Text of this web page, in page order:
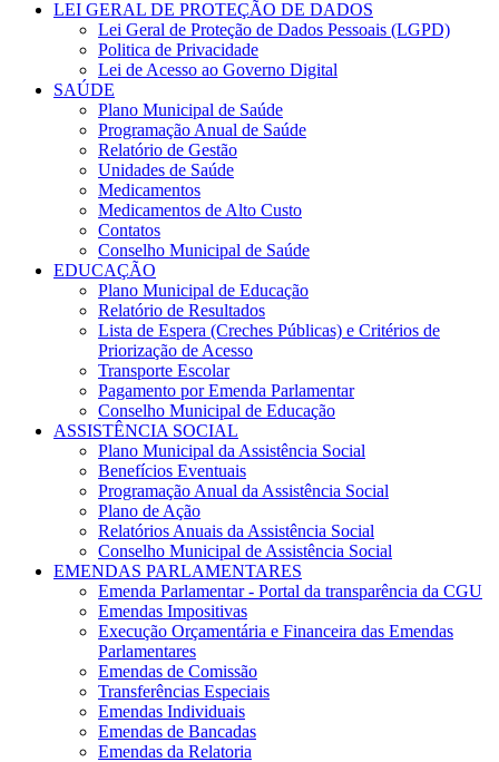
LEI GERAL DE PROTEÇÃO DE DADOS
Lei Geral de Proteção de Dados Pessoais (LGPD)
Politica de Privacidade
Lei de Acesso ao Governo Digital
SAÚDE
Plano Municipal de Saúde
Programação Anual de Saúde
Relatório de Gestão
Unidades de Saúde
Medicamentos
Medicamentos de Alto Custo
Contatos
Conselho Municipal de Saúde
EDUCAÇÃO
Plano Municipal de Educação
Relatório de Resultados
Lista de Espera (Creches Públicas) e Critérios de
Priorização de Acesso
Transporte Escolar
Pagamento por Emenda Parlamentar
Conselho Municipal de Educação
ASSISTÊNCIA SOCIAL
Plano Municipal da Assistência Social
Benefícios Eventuais
Programação Anual da Assistência Social
Plano de Ação
Relatórios Anuais da Assistência Social
Conselho Municipal de Assistência Social
EMENDAS PARLAMENTARES
Emenda Parlamentar - Portal da transparência da CGU
Emendas Impositivas
Execução Orçamentária e Financeira das Emendas
Parlamentares
Emendas de Comissão
Transferências Especiais
Emendas Individuais
Emendas de Bancadas
Emendas da Relatoria